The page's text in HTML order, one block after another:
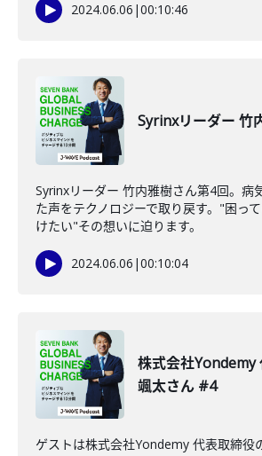
2024.06.06 |00:10:46
Syrinxリーダー 竹
Syrinxリーダー 竹内雅樹さん第4回。病
た声をテクノロジーで取り戻す。"困っ
けたい"その想いに迫ります。
2024.06.06 |00:10:04
株式会社Yondemy
颯太さん #4
ゲストは株式会社Yondemy 代表取締役